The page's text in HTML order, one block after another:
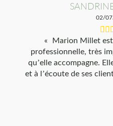
02/
Marion Millet
professionnelle, très
qu’elle accompagne.
et à l’écoute de ses